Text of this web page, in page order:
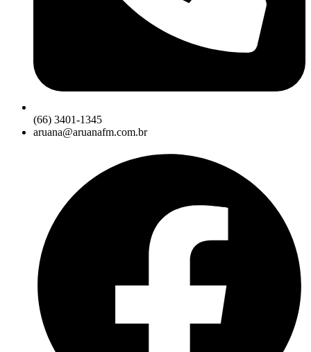
(66) 3401-1345
aruana@aruanafm.com.br